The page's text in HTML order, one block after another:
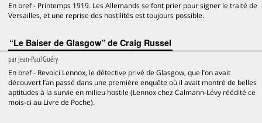
En bref - Printemps 1919. Les Allemands se font prier pour signer le traité de
Versailles, et une reprise des hostilités est toujours possible.
“Le Baiser de Glasgow” de Craig Russel
parJean-Paul Guéry
En bref - Revoici Lennox, le détective privé de Glasgow, que l’on avait
découvert l’an passé dans une première enquête où il avait montré de belles
aptitudes à la survie en milieu hostile (Lennox chez Calmann-Lévy réédité ce
mois-ci au Livre de Poche).